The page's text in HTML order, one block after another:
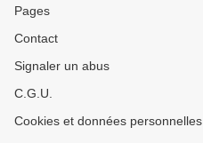
Pages
Contact
Signaler un abus
C.G.U.
Cookies et données personnelles